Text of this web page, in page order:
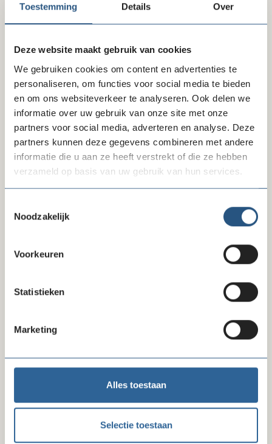
Toestemming Details Over
Deze website maakt gebruik van cookies
We gebruiken cookies om content en advertenties te
personaliseren, om functies voor social media te bieden
en om ons websiteverkeer te analyseren. Ook delen we
informatie over uw gebruik van onze site met onze
partners voor social media, adverteren en analyse. Deze
partners kunnen deze gegevens combineren met andere
informatie die u aan ze heeft verstrekt of die ze hebben
verzameld op basis van uw gebruik van hun services.
Noodzakelijk
Voorkeuren
Statistieken
Marketing
Alles toestaan
Selectie toestaan
Parallelsessies
The Good Roll: de kansen én uitdagingen van
ondernemen met impact.
Design Thinking: Bespaar geld en tijd - ga in gesprek
met je donateurs!
Samenwerken met het bedrijfsleven: van sponsoring
tot co-creatie.
Vergroot jouw invloed met de invloedstrategieën van
Cialdini.
Impact investeren: strategieën voor duurzame
Artificial Intelligence (AI) maakt iedereen ondernemer!
en aangesloten branchegenoten van Goede Doelen
Nederland.